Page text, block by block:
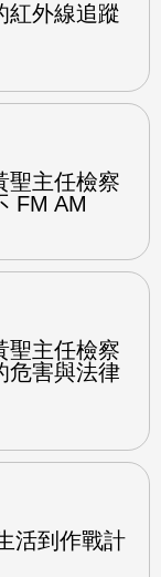
紅外線追蹤
聖主任檢察
FM AM
聖主任檢察
危害與法律
活到作戰計